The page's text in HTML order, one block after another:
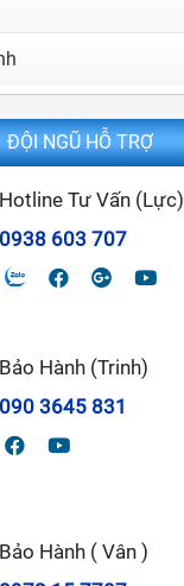
ĐỘNG
Hòa Lưới
LƯỢNG
ĐỘI NGŨ HỖ TRỢ
Hotline Tư Vấn (Lực)
0938 603 707
Bảo Hành (Trinh)
090 3645 831
Bảo Hành ( Vân )